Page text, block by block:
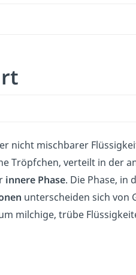
nicht mischbarer
Tröpfchen, verteilt in der
innere Phase. Die Phase, in
unterscheiden sich von
milchige, trübe